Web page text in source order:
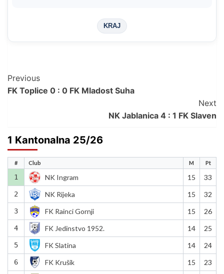
KRAJ
Post
Navigation
Previous
FK Toplice 0 : 0 FK Mladost Suha
Next
NK Jablanica 4 : 1 FK Slaven
1 Kantonalna 25/26
# Club M Pt
1 NK Ingram 15 33
2 NK Rijeka 15 32
3 FK Rainci Gornji 15 26
4 FK Jedinstvo 1952. 14 25
5 FK Slatina 14 24
6 FK Krušik 15 23